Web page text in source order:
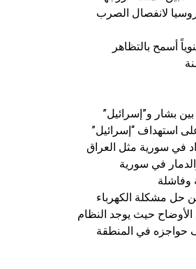
لانفصال الصرب
بشار و”إسرائيل”
استهداف “إسرائيل”
في سورية مثل العراق
في سورية
حل مشكلة الكهرباء
حيث يوجد النظام
حواجزه في المنطقة